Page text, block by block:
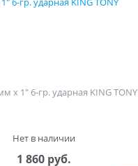
х 1" 6-гр. ударная KING TONY
Нет в наличии
1 860 руб.